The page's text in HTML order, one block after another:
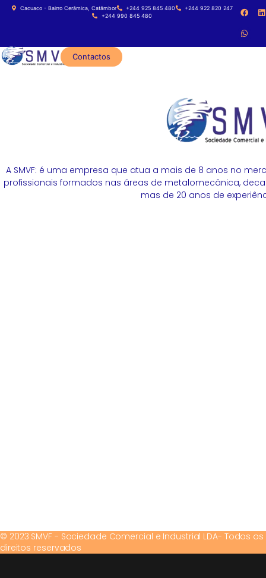
Cacuaco - Bairro Cerâmica, Catâmbor +244 925 845 480
+244 922 820 247
+244 990 845 480
Contactos
A SMVF: é uma empresa que atua a mais de 8 anos no
profissionais formados nas áreas de metalomecânica,
mas de 20 anos de
© 2023 SMVF - Sociedade Comercial e Industrial LDA- Todos os
direitos reservados